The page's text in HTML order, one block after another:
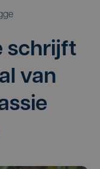
schrijft
van